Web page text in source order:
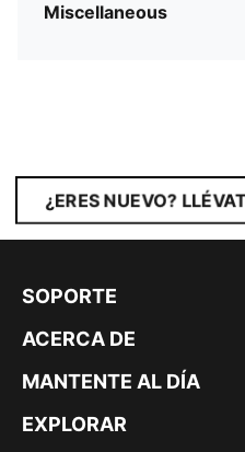
Miscellaneous
¿ERES NUEVO?
SOPORTE
ACERCA DE
MANTENTE AL DÍA
EXPLORAR